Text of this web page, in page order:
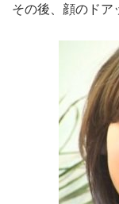
その後、顔のドア